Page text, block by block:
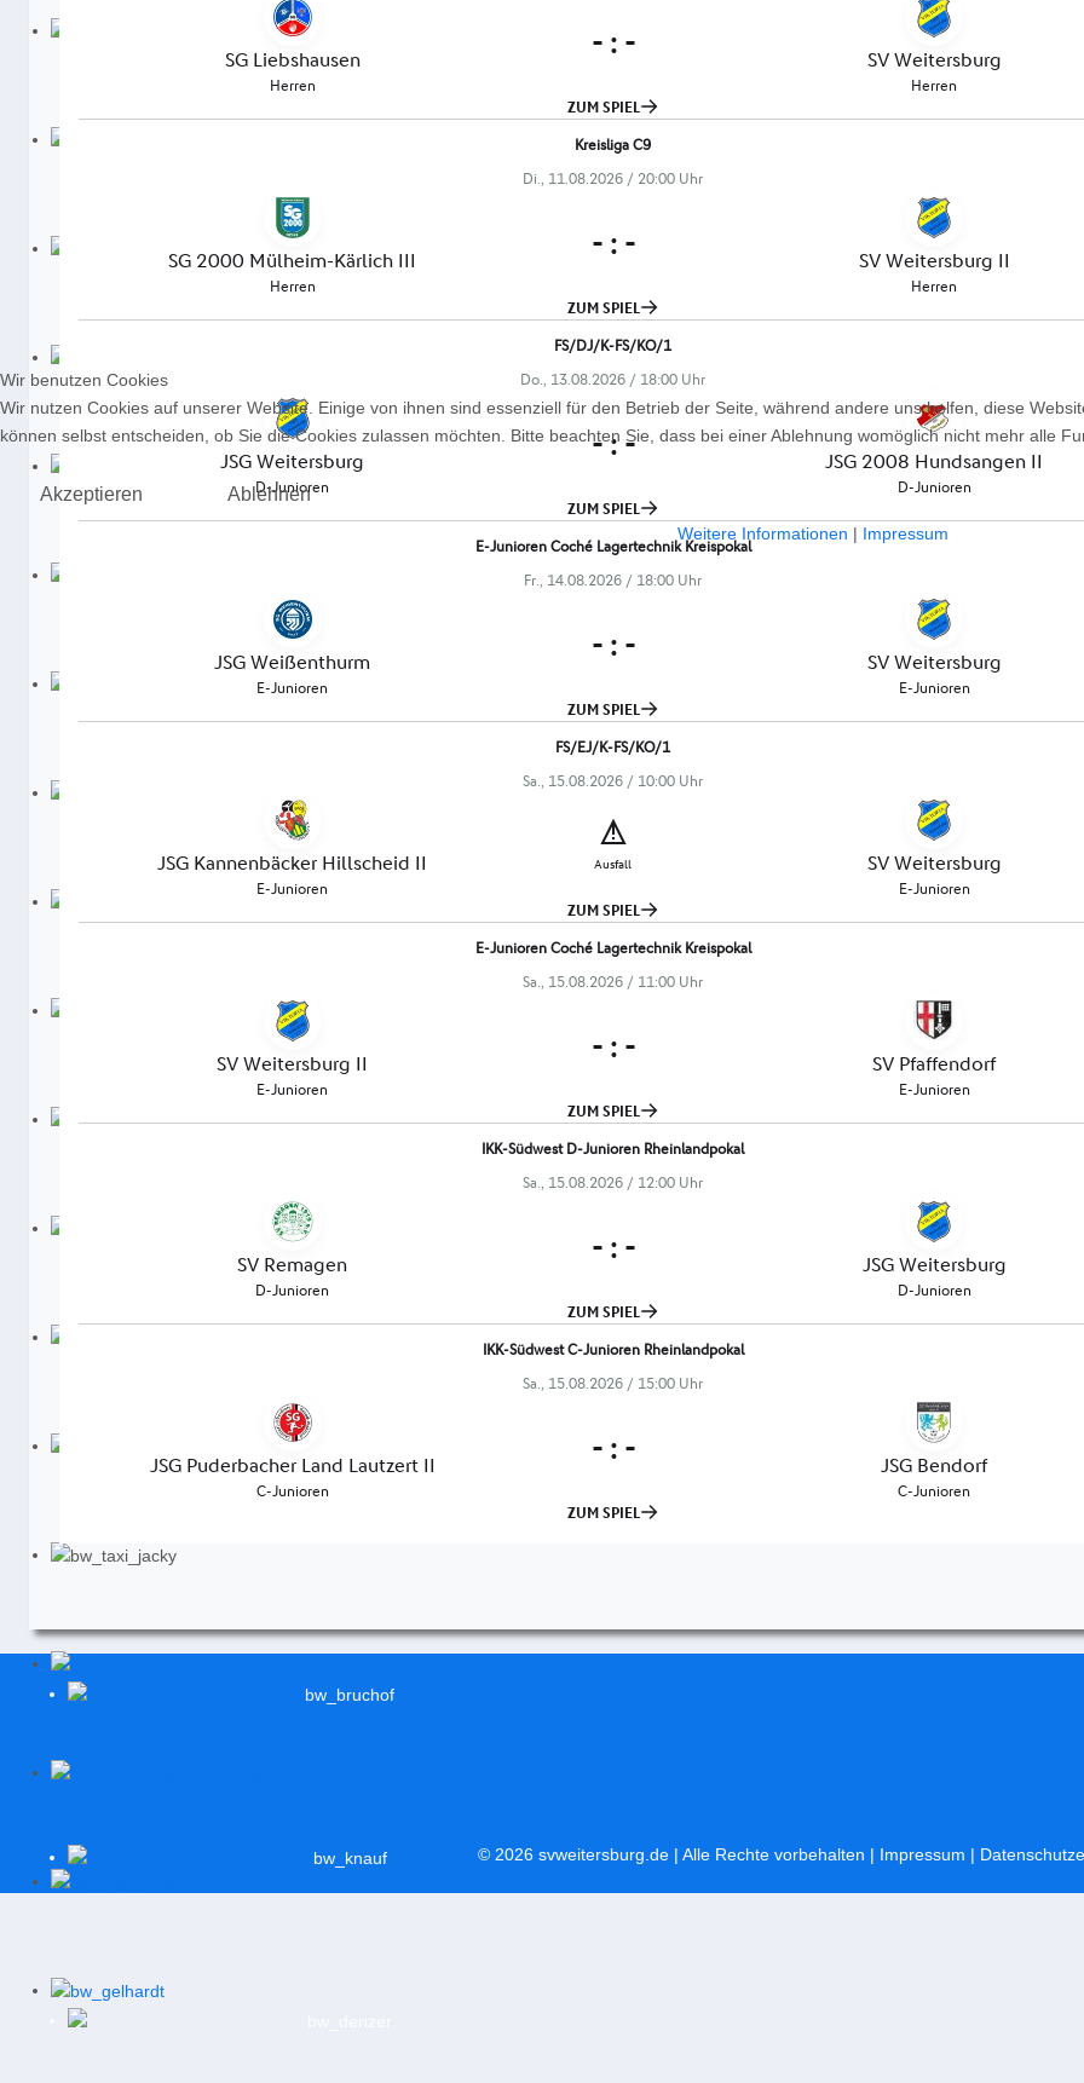
© 2026 svweitersburg.de | Alle Rechte vorbehalten | Impressum |
Wir benutzen Cookies
Wir nutzen Cookies auf unserer Website. Einige von ihnen sind essenziell für den Betrieb der Seite, während andere uns helfen, diese
können selbst entscheiden, ob Sie die Cookies zulassen möchten. Bitte beachten Sie, dass bei einer Ablehnung womöglich nicht mehr alle
Akzeptieren Ablehnen
Weitere Informationen | Impressum